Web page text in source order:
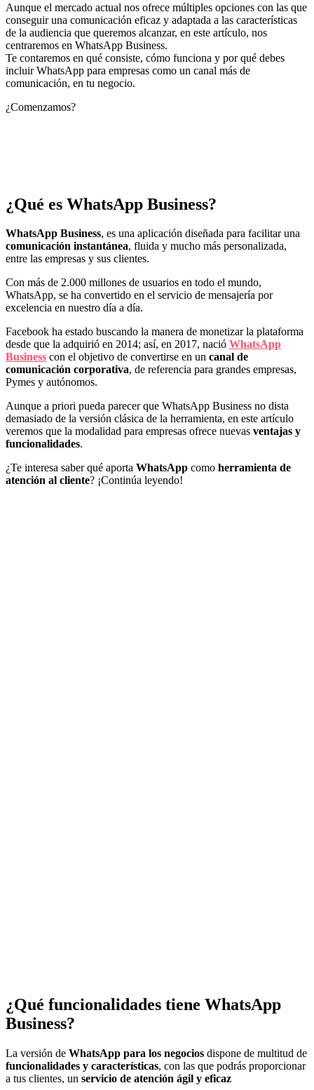
Aunque el mercado actual nos ofrece múltiples opciones con las que
conseguir una comunicación eficaz y adaptada a las características
de la audiencia que queremos alcanzar, en este artículo, nos
centraremos en WhatsApp Business.
Te contaremos en qué consiste, cómo funciona y por qué debes
incluir WhatsApp para empresas como un canal más de
comunicación, en tu negocio.
¿Comenzamos?
¿Qué es WhatsApp Business?
WhatsApp Business, es una aplicación diseñada para facilitar una
comunicación instantánea, fluida y mucho más personalizada,
entre las empresas y sus clientes.
Con más de 2.000 millones de usuarios en todo el mundo,
WhatsApp, se ha convertido en el servicio de mensajería por
excelencia en nuestro día a día.
Facebook ha estado buscando la manera de monetizar la plataforma
desde que la adquirió en 2014; así, en 2017, nació WhatsApp
Business con el objetivo de convertirse en un canal de
comunicación corporativa, de referencia para grandes empresas,
Pymes y autónomos.
Aunque a priori pueda parecer que WhatsApp Business no dista
demasiado de la versión clásica de la herramienta, en este artículo
veremos que la modalidad para empresas ofrece nuevas ventajas y
funcionalidades.
¿Te interesa saber qué aporta WhatsApp como herramienta de
atención al cliente? ¡Continúa leyendo!
¿Qué funcionalidades tiene WhatsApp
Business?
La versión de WhatsApp para los negocios dispone de multitud de
funcionalidades y características, con las que podrás proporcionar
a tus clientes, un servicio de atención ágil y eficaz